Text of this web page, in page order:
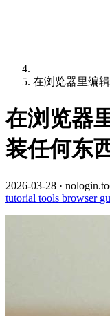
在浏览器里编
在浏览器
装任何东
2026-03-28 ·
tutorial tools browser